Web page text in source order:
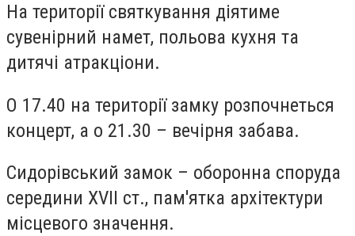
На території святкування діятиме
сувенірний намет, польова кухня та
дитячі атракціони.
О 17.40 на території замку розпочнеться
концерт, а о 21.30 – вечірня забава.
Сидорівський замок – оборонна споруда
середини XVII ст., пам'ятка архітектури
місцевого значення.